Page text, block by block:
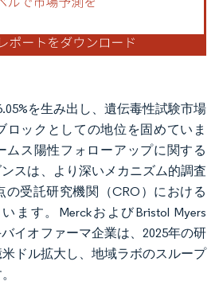
を生み出し、遺伝毒性試験市場
ロックとしての地位を固めていま
ムス陽性フォローアップに関する
スは、より深いメカニズム的調査
の受託研究機関（CRO）における
ます。MerckおよびBristol Myers
イオファーマ企業は、2025年の研
ドル拡大し、地域ラボのスループ